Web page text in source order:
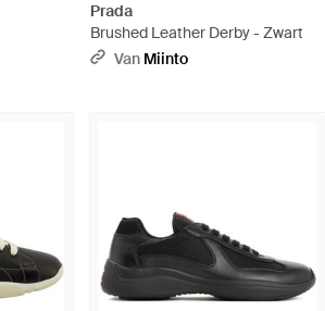
Prada
Brushed Leather Derby - Zwart
Van Miinto